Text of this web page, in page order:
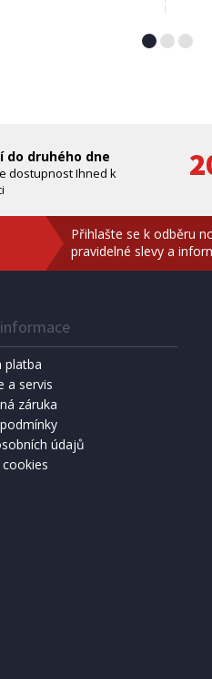
IHNED K EXPEDICI
(vč. teploměru)
do druhého dne
dostupnost Ihned k
Přihlašte se k odběru
pravidelné slevy a
platba
a servis
záruka
údajů